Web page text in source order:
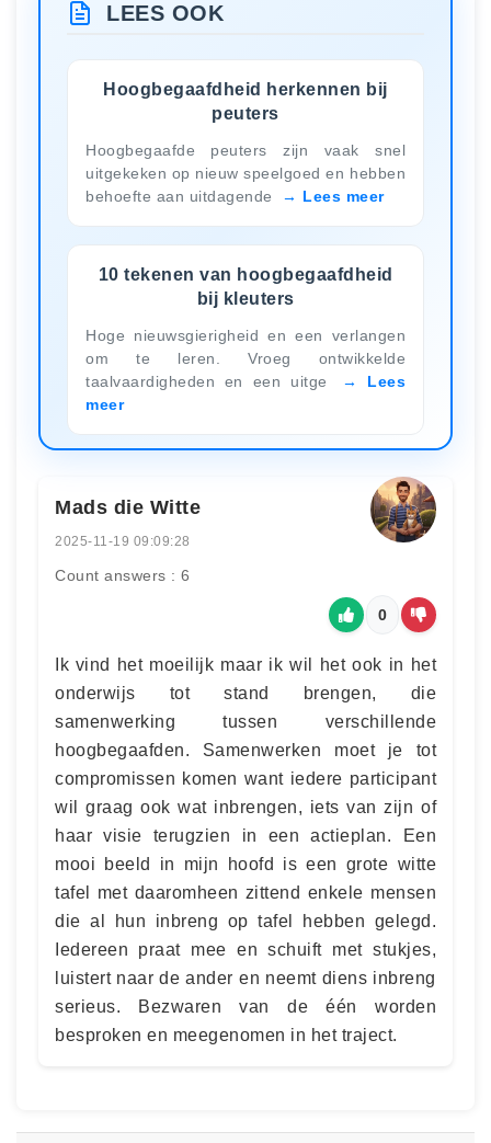
LEES OOK
Hoogbegaafdheid herkennen bij
peuters
Hoogbegaafde peuters zijn vaak snel
uitgekeken op nieuw speelgoed en hebben
behoefte aan uitdagende
Lees meer
10 tekenen van hoogbegaafdheid
bij kleuters
Hoge nieuwsgierigheid en een verlangen
om te leren. Vroeg ontwikkelde
taalvaardigheden en een uitge
Lees
meer
Mads die Witte
2025-11-19 09:09:28
Count answers : 6
0
Ik vind het moeilijk maar ik wil het ook in het
onderwijs tot stand brengen, die
samenwerking tussen verschillende
hoogbegaafden. Samenwerken moet je tot
compromissen komen want iedere participant
wil graag ook wat inbrengen, iets van zijn of
haar visie terugzien in een actieplan. Een
mooi beeld in mijn hoofd is een grote witte
tafel met daaromheen zittend enkele mensen
die al hun inbreng op tafel hebben gelegd.
Iedereen praat mee en schuift met stukjes,
luistert naar de ander en neemt diens inbreng
serieus. Bezwaren van de één worden
besproken en meegenomen in het traject.